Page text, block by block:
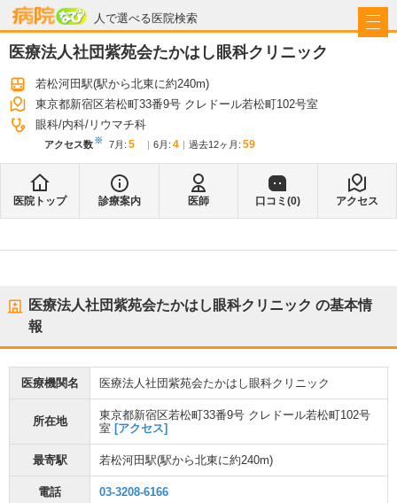
人で選べる医院検索
病院なび
医療法人社団紫苑会たかはし眼科クリニック
若松河田駅(駅から北東に約240m)
東京都新宿区若松町33番9号 クレドール若松町102号室
眼科 内科 リウマチ科
アクセス数※ 7月 : 5 6月 : 4 過去12ヶ月: 59
医院トップ 診療案内 医師 口コミ(0) アクセス
医療法人社団紫苑会たかはし眼科クリニック の基本情
報
医療機関名 医療法人社団紫苑会たかはし眼科クリニック
所在地
東京都新宿区若松町33番9号 クレドール若松町102号
室 [アクセス]
最寄駅 若松河田駅(駅から北東に約240m)
電話 03-3208-6166